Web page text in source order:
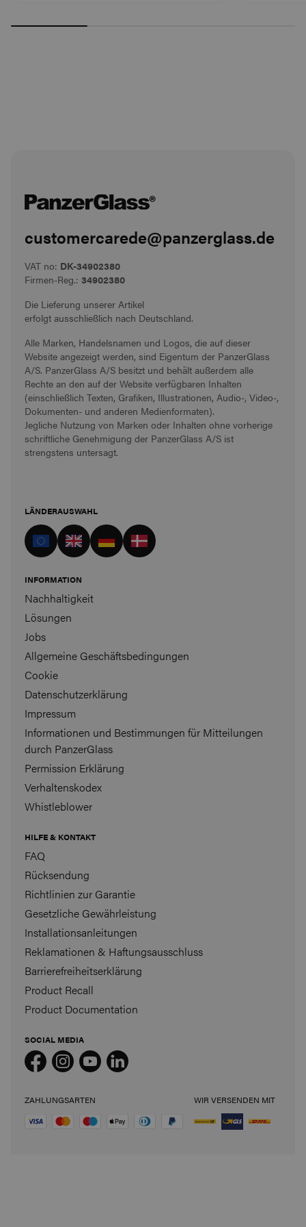
customercarede@panzerglass.de
VAT no: DK-34902380
Firmen-Reg.: 34902380
Die Lieferung unserer Artikel
erfolgt ausschließlich nach Deutschland.
Alle Marken, Handelsnamen und Logos, die auf dieser
Website angezeigt werden, sind Eigentum der PanzerGlass
A/S. PanzerGlass A/S besitzt und behält außerdem alle
Rechte an den auf der Website verfügbaren Inhalten
(einschließlich Texten, Grafiken, Illustrationen, Audio-, Video-,
Dokumenten- und anderen Medienformaten).
Jegliche Nutzung von Marken oder Inhalten ohne vorherige
schriftliche Genehmigung der PanzerGlass A/S ist
strengstens untersagt.
LÄNDERAUSWAHL
INFORMATION
Nachhaltigkeit
Lösungen
Jobs
Allgemeine Geschäftsbedingungen
Cookie
Datenschutzerklärung
Impressum
Informationen und Bestimmungen für Mitteilungen
durch PanzerGlass
Permission Erklärung
Verhaltenskodex
Whistleblower
HILFE & KONTAKT
FAQ
Rücksendung
Richtlinien zur Garantie
Gesetzliche Gewährleistung
Installationsanleitungen
Reklamationen & Haftungsausschluss
Barrierefreiheitserklärung
Product Recall
Product Documentation
SOCIAL MEDIA
ZAHLUNGSARTEN WIR VERSENDEN MIT